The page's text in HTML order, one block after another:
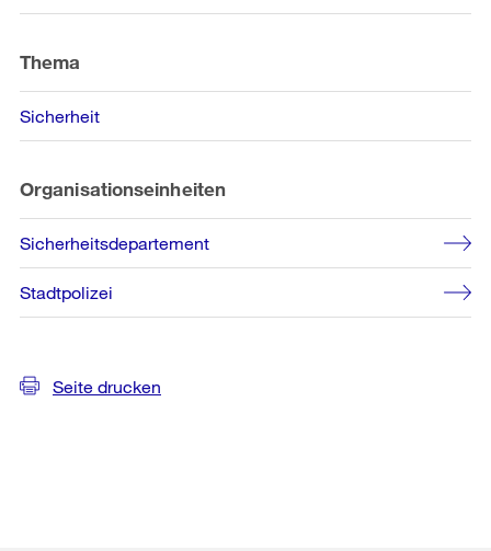
Thema
Sicherheit
Organisationseinheiten
Sicherheitsdepartement
Stadtpolizei
Seite drucken